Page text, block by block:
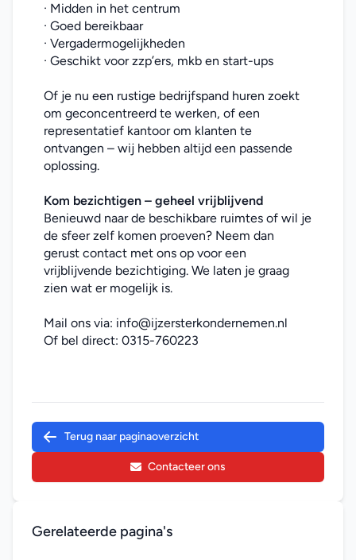
· Midden in het centrum
· Goed bereikbaar
· Vergadermogelijkheden
· Geschikt voor zzp’ers, mkb en start-ups
Of je nu een rustige bedrijfspand huren zoekt
om geconcentreerd te werken, of een
representatief kantoor om klanten te
ontvangen – wij hebben altijd een passende
oplossing.
Kom bezichtigen – geheel vrijblijvend
Benieuwd naar de beschikbare ruimtes of wil je
de sfeer zelf komen proeven? Neem dan
gerust contact met ons op voor een
vrijblijvende bezichtiging. We laten je graag
zien wat er mogelijk is.
Mail ons via: info@ijzersterkondernemen.nl
Of bel direct: 0315-760223
Terug naar paginaoverzicht
Contacteer ons
Gerelateerde pagina's